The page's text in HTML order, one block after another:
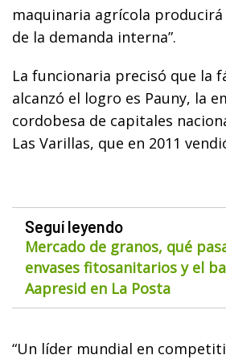
maquinaria agrícola
de la demanda interna”.
La funcionaria precisó que la
alcanzó el logro es Pauny, la
cordobesa de capitales
Las Varillas, que en 2011
Seguí leyendo
Mercado de granos, qué
envases fitosanitarios y el
Aapresid en La Posta
“Un líder mundial en